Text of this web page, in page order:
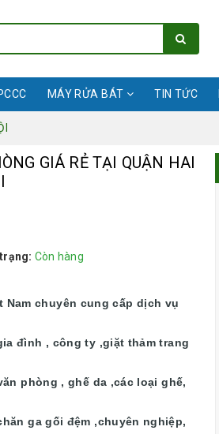
MÁY RỬA BÁT TIN TỨC
GIÁ RẺ TẠI QUẬN HAI
Còn hàng
Nam chuyên cung cấp dịch vụ
đình , công ty ,giặt thảm trang
phòng , ghế da ,các loại ghế,
ga gối đệm ,chuyên nghiệp,